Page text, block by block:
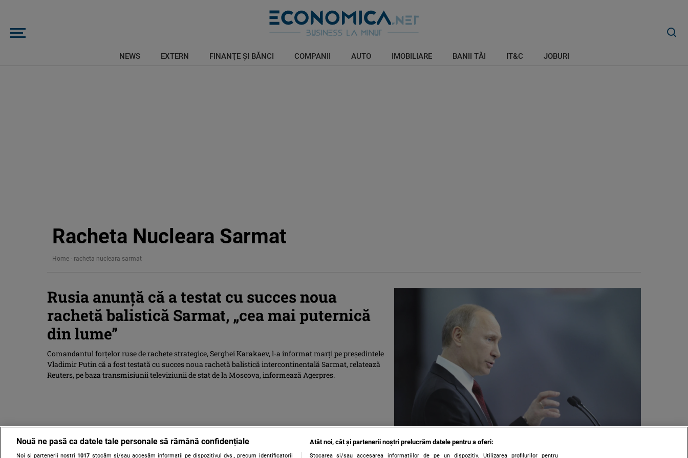
NEWS EXTERN FINANŢE ŞI BĂNCI COMPANII AUTO IMOBILIARE BANII TĂI IT&C JOBURI
Racheta Nucleara Sarmat
Home - racheta nucleara sarmat
Rusia anunță că a testat cu succes noua
rachetă balistică Sarmat, „cea mai puternică
din lume”
Comandantul forţelor ruse de rachete strategice, Serghei Karakaev, l-a informat marţi pe preşedintele
Vladimir Putin că a fost testată cu succes noua rachetă balistică intercontinentală Sarmat, relatează
Reuters, pe baza transmisiunii televiziunii de stat de la Moscova, informează Agerpres.
Nouă ne pasă ca datele tale personale să rămână confidențiale
Noi și partenerii noștri1017 stocăm și/sau accesăm informații pe dispozitivul dvs., precum identificatorii
Atât noi, cât și partenerii noștri prelucrăm datele pentru a oferi:
Stocarea și/sau accesarea informațiilor de pe un dispozitiv. Utilizarea profilurilor pentru